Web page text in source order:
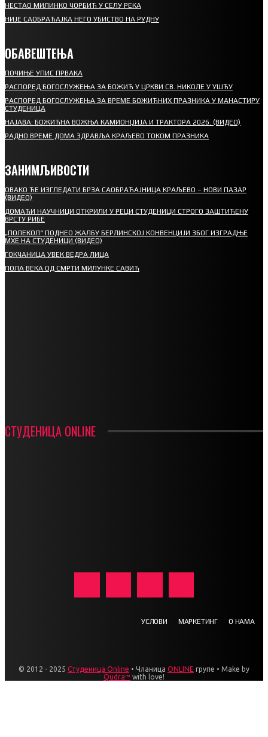
НЕСТАО МИЛИНКО ЧОРБИЋ У СЕЛУ РЕКА
НИЈЕ САОБРАЋАЈКА НЕГО УБИСТВО НА РУДНУ
ОБАВЕШТЕЊА
ПОЧИЊЕ УПИС ПРВАКА
РАСПОРЕД БОГОСЛУЖЕЊА ЗА БОЖИЋ У ЦРКВИ СВ. НИКОЛЕ У УШЋУ
РАСПОРЕД БОГОСЛУЖЕЊА ЗА ВРЕМЕ БОЖИЋНИХ ПРАЗНИКА У МАНАСТИРУ
СТУДЕНИЦА
НАЈАВА: БОЖИЋНА ВОЖЊА КАМИОНЏИЈА И ТРАКТОРА 2026. (ВИДЕО)
РАДНО ВРЕМЕ ДОМА ЗДРАВЉА КРАЉЕВО ТОКОМ ПРАЗНИКА
ЗАНИМЉИВОСТИ
ОВАКО ЋЕ ИЗГЛЕДАТИ БРЗА САОБРАЋАЈНИЦА КРАЉЕВО – НОВИ ПАЗАР
(ВИДЕО)
ДОМАЋИ НАУЧНИЦИ ОТКРИЛИ У РЕЦИ СТУДЕНИЦИ СТРОГО ЗАШТИЋЕНУ
ВРСТУ РИБЕ
„ПОЛЕКОЛ“ ПОДНЕО ЖАЛБУ БЕРЛИНСКОЈ КОНВЕНЦИЈИ ЗБОГ ИЗГРАДЊЕ
МХЕ НА СТУДЕНИЦИ (ВИДЕО)
ГОКЧАНИЦА УВЕК ВЕДРА ЛИЦА
ПОЛА ВЕКА ОД СМРТИ МИЛУНКЕ САВИЋ
СТУДЕНИЦА ONLINE
УСЛОВИ МАРКЕТИНГ О НАМА
© 2012 - 2025 Студеница Online • Чланица ONLINE групе • Make by
Qudra™ with love!